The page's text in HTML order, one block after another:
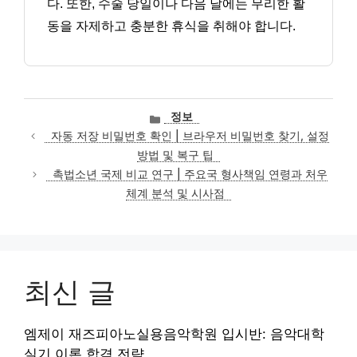
다. 또한, 수술 당일이나 다음 날에는 무리한 활
동을 자제하고 충분한 휴식을 취해야 합니다.
카
테
고
리
정보
자동 저장 비밀번호 확인 | 브라우저 비밀번호 찾기, 설정
방법 및 복구 팁
촉법소년 국제 비교 연구 | 주요국 형사책임 연령과 처우
체계 분석 및 시사점
최신 글
엠제이 재즈피아노실용음악학원 입시반: 음악대학